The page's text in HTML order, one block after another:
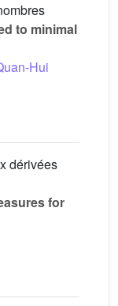
to minimal
Hui
dérivées
for